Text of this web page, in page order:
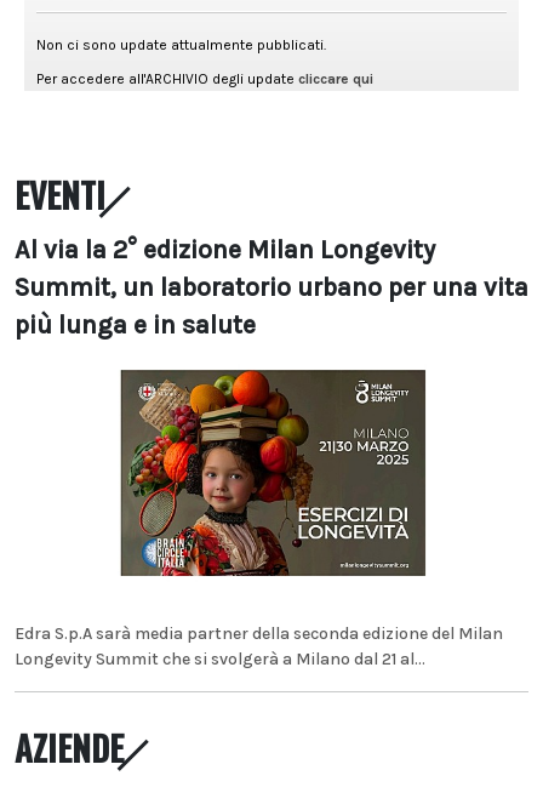
EVENTI
Al via la 2° edizione Milan Longevity
Summit, un laboratorio urbano per una vita
più lunga e in salute
Edra S.p.A sarà media partner della seconda edizione del Milan
Longevity Summit che si svolgerà a Milano dal 21 al...
AZIENDE